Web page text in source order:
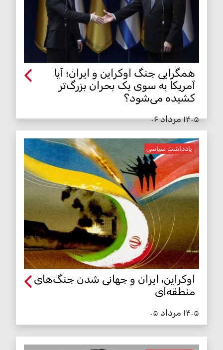
همگرایی جنگ اوکراین و ایران؛ آیا
آمریکا به سوی یک بحران بزرگ‌تر
کشیده می‌شود؟
۱۴۰۵ مرداد ۰۶
یادداشت سیاسی
اوکراین، ایران و جهانی شدن جنگ‌های
منطقه‌ای
۱۴۰۵ مرداد ۰۵